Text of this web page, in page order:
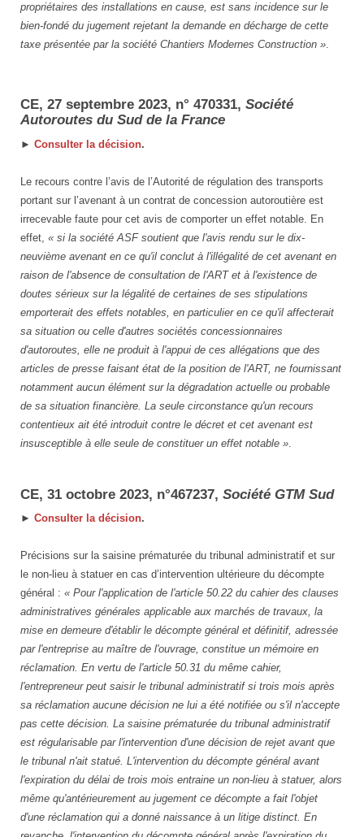
propriétaires des installations en cause, est sans incidence sur le
bien-fondé du jugement rejetant la demande en décharge de cette
taxe présentée par la société Chantiers Modernes Construction ».
CE, 27 septembre 2023, n° 470331, Société
Autoroutes du Sud de la France
► Consulter la décision.
Le recours contre l’avis de l’Autorité de régulation des transports
portant sur l’avenant à un contrat de concession autoroutière est
irrecevable faute pour cet avis de comporter un effet notable. En
effet, « si la société ASF soutient que l'avis rendu sur le dix-
neuvième avenant en ce qu'il conclut à l'illégalité de cet avenant en
raison de l'absence de consultation de l'ART et à l'existence de
doutes sérieux sur la légalité de certaines de ses stipulations
emporterait des effets notables, en particulier en ce qu'il affecterait
sa situation ou celle d'autres sociétés concessionnaires
d'autoroutes, elle ne produit à l'appui de ces allégations que des
articles de presse faisant état de la position de l'ART, ne fournissant
notamment aucun élément sur la dégradation actuelle ou probable
de sa situation financière. La seule circonstance qu'un recours
contentieux ait été introduit contre le décret et cet avenant est
insusceptible à elle seule de constituer un effet notable »
CE, 31 octobre 2023, n°467237, Société GTM Sud
► Consulter la décision.
Précisions sur la saisine prématurée du tribunal administratif et sur
le non-lieu à statuer en cas d’intervention ultérieure du décompte
général : « Pour l'application de l'article 50.22 du cahier des clauses
administratives générales applicable aux marchés de travaux, la
mise en demeure d'établir le décompte général et définitif, adressée
par l'entreprise au maître de l'ouvrage, constitue un mémoire en
réclamation. En vertu de l'article 50.31 du même cahier,
l'entrepreneur peut saisir le tribunal administratif si trois mois après
sa réclamation aucune décision ne lui a été notifiée ou s'il n'accepte
pas cette décision. La saisine prématurée du tribunal administratif
est régularisable par l'intervention d'une décision de rejet avant que
le tribunal n'ait statué. L'intervention du décompte général avant
l'expiration du délai de trois mois entraine un non-lieu à statuer, alors
même qu'antérieurement au jugement ce décompte a fait l'objet
d'une réclamation qui a donné naissance à un litige distinct. En